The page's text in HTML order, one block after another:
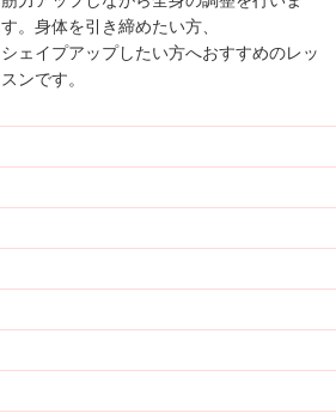
す。身体を引き締めたい方、
シェイプアップしたい方へおすすめのレッ
スンです。